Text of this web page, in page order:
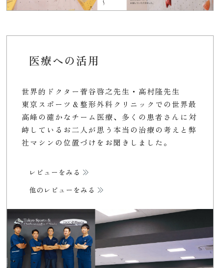
医療への活用
世界的ドクター菅谷啓之先生・高村隆先生
東京スポーツ＆整形外科クリニックでの世界最
高峰の確かなチーム医療、多くの患者さんに対
峙しているお二人が思う本当の治療の考えと弊
社マシンの位置づけをお聞きしました。
レビューをみる
他のレビューをみる